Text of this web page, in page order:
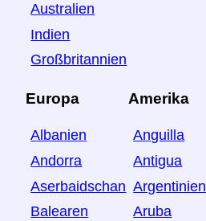
Australien
Indien
Großbritannien
Europa
Albanien
Andorra
Aserbaidschan
Balearen
Amerika
Anguilla
Antigua
Argentinien
Aruba